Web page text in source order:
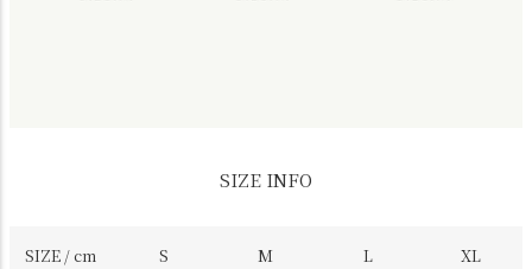
SIZE INFO
SIZE / cm S M L XL